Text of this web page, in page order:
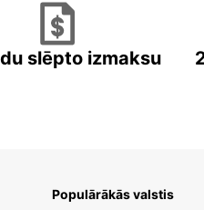
slēpto izmaksu
Populārākās valstis